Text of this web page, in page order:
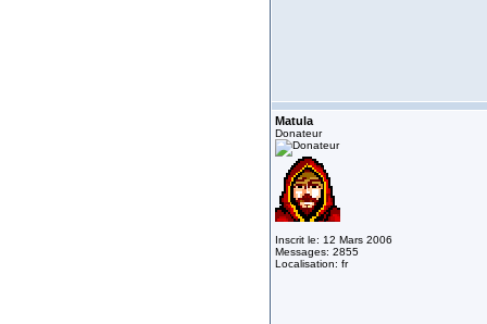
Matula
Donateur
Inscrit le: 12 Mars 2006
Messages: 2855
Localisation: fr